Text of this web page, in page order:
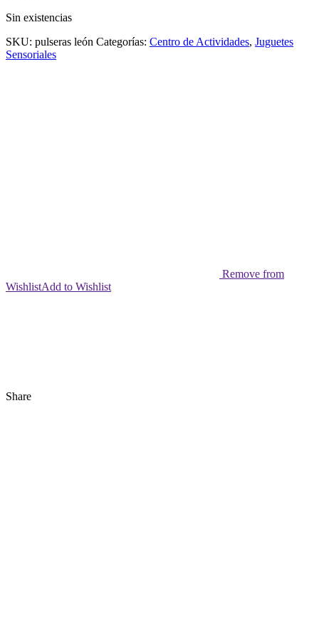
Sin existencias
SKU: pulseras león Categorías: Centro de Actividades, Juguetes
Sensoriales
Remove from
WishlistAdd to Wishlist
Share